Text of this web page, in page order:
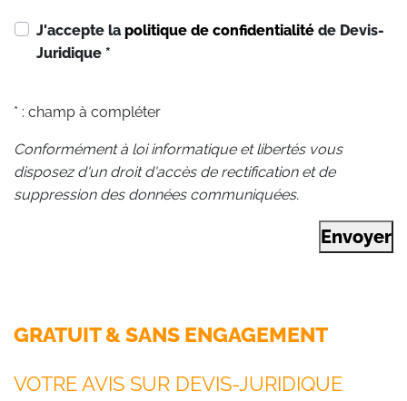
J'accepte la politique de confidentialité de Devis-
Juridique *
* : champ à compléter
Conformément à loi informatique et libertés vous
disposez d'un droit d'accès de rectification et de
suppression des données communiquées.
Envoyer
GRATUIT & SANS ENGAGEMENT
VOTRE AVIS SUR DEVIS-JURIDIQUE